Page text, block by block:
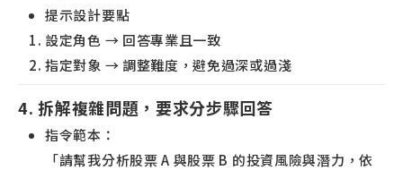
提示設計要點
設定角色 → 回答專業且一致
指定對象 → 調整難度，避免過深或過淺
4. 拆解複雜問題，要求分步驟回答
指令範本：
「請幫我分析股票 A 與股票 B 的投資風險與潛力，依